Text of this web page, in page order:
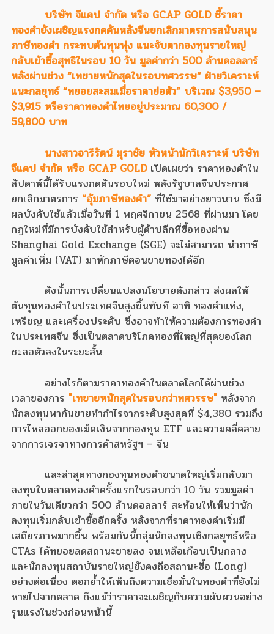
บริษัท จีแคป จำกัด หรือ GCAP GOLD ชี้ราคา
ทองคำยังเผชิญแรงกดดันหลังจีนยกเลิกมาตรการสนับสนุน
ภาษีทองคำ กระทบต้นทุนพุ่ง แนะจับตากองทุนรายใหญ่
กลับเข้าซื้อสุทธิในรอบ 10 วัน มูลค่ากว่า 500 ล้านดอลลาร์
หลังผ่านช่วง “เทขายหนักสุดในรอบทศวรรษ” ฝ่ายวิเคราะห์
แนะกลยุทธ์ “ทยอยสะสมเมื่อราคาย่อตัว” บริเวณ $3,950 –
$3,915 หรือราคาทองคำไทยอยู่ประมาณ 60,300 /
59,800 บาท
นางสาวอารีรัตน์ มุราชัย หัวหน้านักวิเคราะห์ บริษัท
จีแคป จำกัด หรือ GCAP GOLDเปิดเผยว่า ราคาทองคำใน
สัปดาห์นี้ได้รับแรงกดดันรอบใหม่ หลังรัฐบาลจีนประกาศ
ยกเลิกมาตรการ “อุ้มภาษีทองคำ” ที่ใช้มาอย่างยาวนาน ซึ่งมี
ผลบังคับใช้แล้วเมื่อวันที่ 1 พฤศจิกายน 2568 ที่ผ่านมา โดย
กฎใหม่ที่มีการบังคับใช้สำหรับผู้ค้าปลีกที่ซื้อทองผ่าน
Shanghai Gold Exchange (SGE) จะไม่สามารถ นำภาษี
มูลค่าเพิ่ม (VAT) มาหักภาษีตอนขายทองได้อีก
ดังนั้นการเปลี่ยนแปลงนโยบายดังกล่าว ส่งผลให้
ต้นทุนทองคำในประเทศจีนสูงขึ้นทันที อาทิ ทองคำแท่ง,
เหรียญ และเครื่องประดับ ซึ่งอาจทำให้ความต้องการทองคำ
ในประเทศจีน ซึ่งเป็นตลาดบริโภคทองที่ใหญ่ที่สุดของโลก
ชะลอตัวลงในระยะสั้น
อย่างไรก็ตามราคาทองคำในตลาดโลกได้ผ่านช่วง
เวลาของการ "เทขายหนักสุดในรอบกว่าทศวรรษ" หลังจาก
นักลงทุนพากันขายทำกำไรจากระดับสูงสุดที่ $4,380 รวมถึง
การไหลออกของเม็ดเงินจากกองทุน ETF และความคลี่คลาย
จากการเจรจาทางการค้าสหรัฐฯ – จีน
และล่าสุดทางกองทุนทองคำขนาดใหญ่เริ่มกลับมา
ลงทุนในตลาดทองคำครั้งแรกในรอบกว่า 10 วัน รวมมูลค่า
ภายในวันเดียวกว่า 500 ล้านดอลลาร์ สะท้อนให้เห็นว่านัก
ลงทุนเริ่มกลับเข้าซื้ออีกครั้ง หลังจากที่ราคาทองคำเริ่มมี
เสถียรภาพมากขึ้น พร้อมกันนี้กลุ่มนักลงทุนเชิงกลยุทธ์หรือ
CTAs ได้ทยอยลดสถานะขายลง จนเหลือเกือบเป็นกลาง
และนักลงทุนสถาบันรายใหญ่ยังคงถือสถานะซื้อ (Long)
อย่างต่อเนื่อง ตอกย้ำให้เห็นถึงความเชื่อมั่นในทองคำที่ยังไม่
หายไปจากตลาด ถึงแม้ว่าราคาจะเผชิญกับความผันผวนอย่าง
รุนแรงในช่วงก่อนหน้านี้